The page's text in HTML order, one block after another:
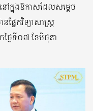
ៅក្នុងឱកាសដែលសម្តេច
ផ្នែកវិទ្យាសាស្ត្រ
ថ្ងៃទី០៧ ខែមិថុនា